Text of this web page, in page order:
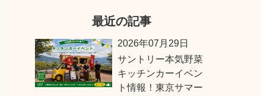
最近の記事
2026年07月29日
サントリー本気野菜
キッチンカーイベン
ト情報！東京サマー